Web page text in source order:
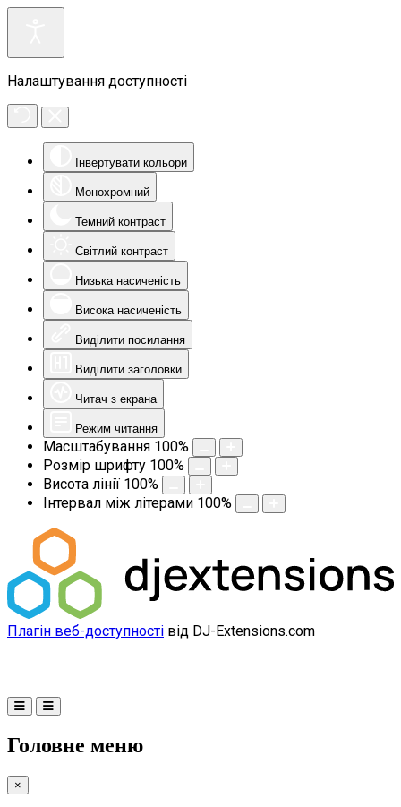
Налаштування доступності
Інвертувати кольори
Монохромний
Темний контраст
Світлий контраст
Низька насиченість
Висока насиченість
Виділити посилання
Виділити заголовки
Читач з екрана
Режим читання
Масштабування 100%
Розмір шрифту 100%
Висота лінії 100%
Інтервал між літерами 100%
Плагін веб-доступності від DJ-Extensions.com
Головне меню
×